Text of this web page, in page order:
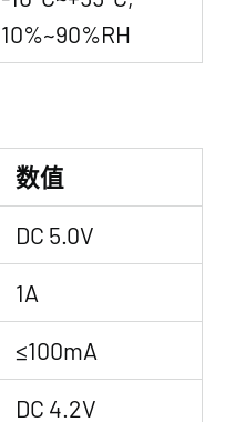
10%~90%RH
数值
DC 5.0V
1A
≤100mA
DC 4.2V